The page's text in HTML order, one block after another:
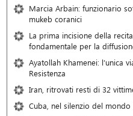
Marcia Arbain: funzionario
mukeb coranici
La prima incisione della
fondamentale per la
Ayatollah Khamenei: l’unica
Resistenza
Iran, ritrovati resti di 32
Cuba, nel silenzio del mondo